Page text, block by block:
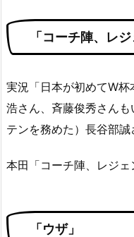
「コーチ陣、レ
実況「日本が初めてW
浩さん、斉藤俊秀さん
テンを務めた）長谷部誠
本田「コーチ陣、レジェ
「ウザ」